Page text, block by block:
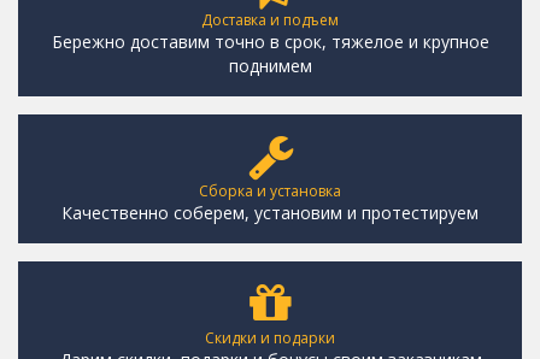
Доставка и подъем
Бережно доставим точно в срок, тяжелое и крупное
поднимем
Сборка и установка
Качественно соберем, установим и протестируем
Скидки и подарки